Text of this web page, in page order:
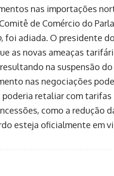
nas importações
de Comércio do
, foi adiada. O presidente
as novas ameaças
na suspensão
nas negociações
poderia retaliar com
como a redução
esteja oficialmente em